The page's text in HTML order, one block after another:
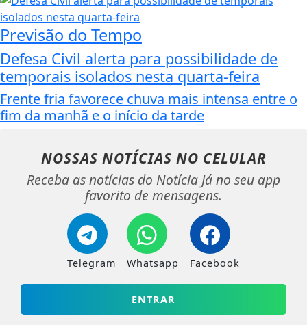
Previsão do Tempo
Defesa Civil alerta para possibilidade de
temporais isolados nesta quarta-feira
Frente fria favorece chuva mais intensa entre o
fim da manhã e o início da tarde
NOSSAS NOTÍCIAS NO CELULAR
Receba as notícias do Notícia Já no seu app
favorito de mensagens.
Telegram Whatsapp Facebook
ENTRAR